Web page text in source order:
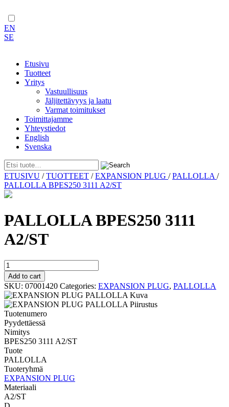
EN
SE
Etusivu
Tuotteet
Yritys
Vastuullisuus
Jäljitettävyys ja laatu
Varmat toimitukset
Toimittajamme
Yhteystiedot
English
Svenska
Skip
to
content
ETUSIVU /TUOTTEET /EXPANSION PLUG /PALLOLLA /
PALLOLLA BPES250 3111 A2/ST
PALLOLLA BPES250 3111
A2/ST
PALLOLLA
BPES250
3111
A2/ST
quantity
Add to cart
SKU: 07001420 Categories: EXPANSION PLUG, PALLOLLA
Tuotenumero
Pyydettäessä
Nimitys
BPES250 3111 A2/ST
Tuote
PALLOLLA
Tuoteryhmä
EXPANSION PLUG
Materiaali
A2/ST